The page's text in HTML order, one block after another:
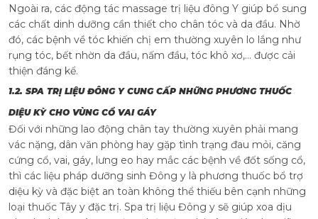
Ngoài ra, các động tác massage trị liệu đông Y giúp bổ sung
các chất dinh dưỡng cần thiết cho chân tóc và da đầu. Nhờ
đó, các bệnh về tóc khiến chị em thường xuyên lo lắng như
rụng tóc, bết nhờn da đầu, nấm đầu, tóc khô xơ,... được cải
thiện đáng kể.
1.2. SPA TRỊ LIỆU ĐÔNG Y CUNG CẤP NHỮNG PHƯƠNG THUỐC
DIỆU KỲ CHO VÙNG CỔ VAI GÁY
Đối với những lao động chân tay thường xuyên phải mang
vác nặng, dân văn phòng hay gặp tình trạng đau mỏi, căng
cứng cổ, vai, gáy, lưng eo hay mắc các bệnh về đốt sống cổ,
thì các liệu pháp dưỡng sinh Đông y là phương thuốc bổ trợ
diệu kỳ và đặc biệt an toàn không thể thiếu bên cạnh những
loại thuốc Tây y đặc trị. Spa trị liệu Đông y sẽ giúp xoa dịu